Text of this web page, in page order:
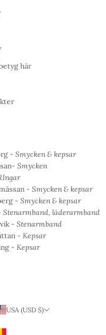
här
- Smycken & kepsar
Smycken
- Smycken & kepsar
- Smycken & kepsar
Stenarmband, läderarmband
- Stenarmband
- Kepsar
- Kepsar
USA (USD $)